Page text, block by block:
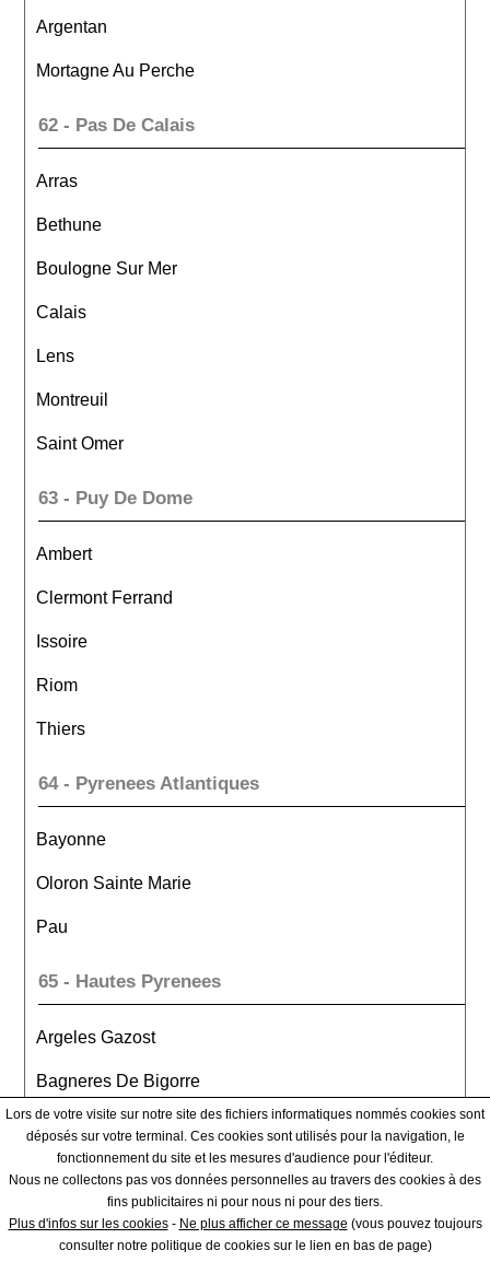
Argentan
Mortagne Au Perche
62 - Pas De Calais
Arras
Bethune
Boulogne Sur Mer
Calais
Lens
Montreuil
Saint Omer
63 - Puy De Dome
Ambert
Clermont Ferrand
Issoire
Riom
Thiers
64 - Pyrenees Atlantiques
Bayonne
Oloron Sainte Marie
Pau
65 - Hautes Pyrenees
Argeles Gazost
Bagneres De Bigorre
Tarbes
66 - Pyrenees Orientales
Ceret
Lors de votre visite sur notre site des fichiers informatiques nommés cookies sont
déposés sur votre terminal. Ces cookies sont utilisés pour la navigation, le
fonctionnement du site et les mesures d'audience pour l'éditeur.
Nous ne collectons pas vos données personnelles au travers des cookies à des
fins publicitaires ni pour nous ni pour des tiers.
Plus d'infos sur les cookies- Ne plus afficher ce message (vous pouvez toujours
consulter notre politique de cookies sur le lien en bas de page)